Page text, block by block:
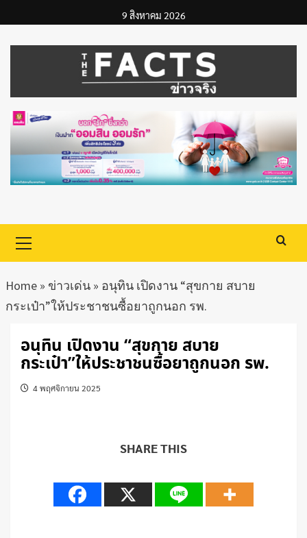
to
content
9 สิงหาคม 2026
Menu
Home» ข่าวเด่น» อนุทิน เปิดงาน “สุขกาย สบาย
กระเป๋า”ให้ประชาชนซื้อยาถูกนอก รพ.
อนุทิน เปิดงาน “สุขกาย สบาย
กระเป๋า”ให้ประชาชนซื้อยาถูกนอก รพ.
4 พฤศจิกายน 2025
SHARE THIS